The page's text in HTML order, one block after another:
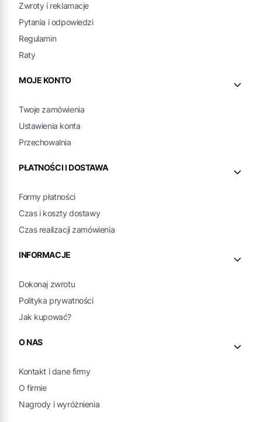
Zwroty i reklamacje
Pytania i odpowiedzi
Regulamin
Raty
MOJE KONTO
Twoje zamówienia
Ustawienia konta
Przechowalnia
PŁATNOŚCI I DOSTAWA
Formy płatności
Czas i koszty dostawy
Czas realizacji zamówienia
INFORMACJE
Dokonaj zwrotu
Polityka prywatności
Jak kupować?
O NAS
Kontakt i dane firmy
O firmie
Nagrody i wyróżnienia